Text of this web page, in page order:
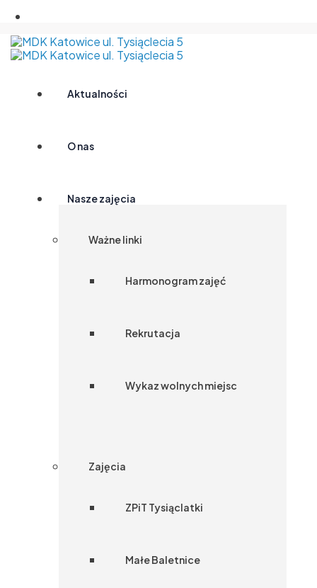
Aktualności
O nas
Nasze zajęcia
Ważne linki
Harmonogram zajęć
Rekrutacja
Wykaz wolnych miejsc
Zajęcia
ZPiT Tysiąclatki
Małe Baletnice